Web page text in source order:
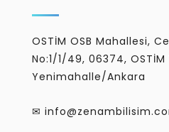
OSTİM OSB Mahallesi,
No:1/1/49, 06374, OSTİM
Yenimahalle/Ankara
✉